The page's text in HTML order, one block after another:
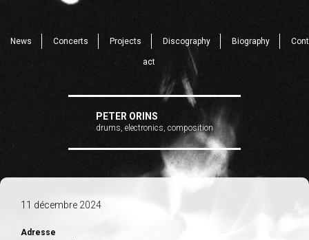
News Concerts Projects Discography Biography Cont
act
PETER ORINS
drums, electronics, composition
11 décembre 2024
Adresse